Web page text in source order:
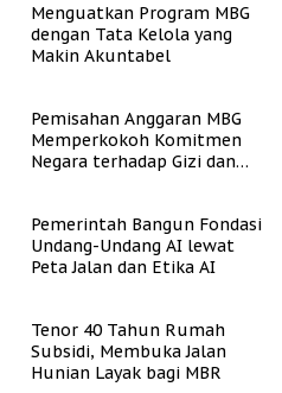
Menguatkan Program MBG
dengan Tata Kelola yang
Makin Akuntabel
Pemisahan Anggaran MBG
Memperkokoh Komitmen
Negara terhadap Gizi dan
Pemerintah Bangun Fondasi
Undang-Undang AI lewat
Peta Jalan dan Etika AI
Tenor 40 Tahun Rumah
Subsidi, Membuka Jalan
Hunian Layak bagi MBR